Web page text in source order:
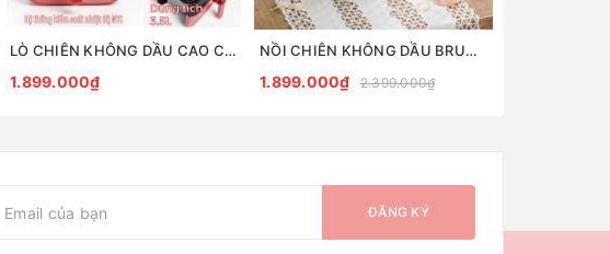
LÒ CHIÊN KHÔNG DẦU CAO CẤP BRUNO AIRFRYER
1.899.000₫
NỒI CHIÊN KHÔNG DẦU BRUNO 3L
1.899.000₫ 2.399.000₫
ĐĂNG KÝ